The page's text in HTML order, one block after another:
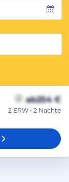
ab254 €
2 ERW • 2 Nächte